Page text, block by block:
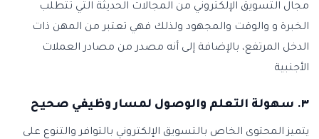
مجال التسويق الإلكتروني من المجالات الحديثة التي تتطلب
الخبرة و والوقت والمجهود ولذلك فهي تعتبر من المهن ذات
الدخل المرتفع، بالإضافة إلى أنه مصدر من مصادر العملات
الأجنبية
٣. سهولة التعلم والوصول لمسار وظيفي صحيح
يتميز المحتوى الخاص بالتسويق الإلكتروني بالتوافر والتنوع على